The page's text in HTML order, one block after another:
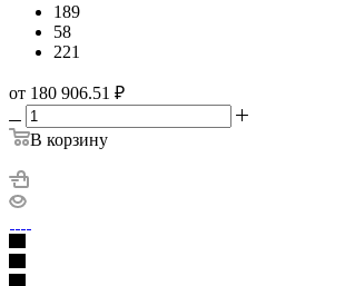
189
58
221
от 180 906.51 ₽
В корзину